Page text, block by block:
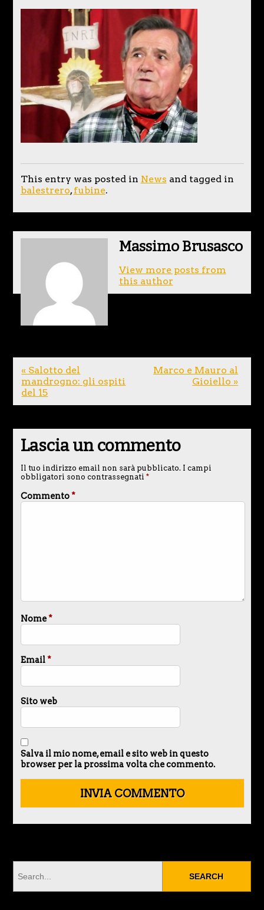
This entry was posted in News and tagged in
balestrero,fubine.
Massimo Brusasco
View more posts from
this author
« Salotto del
mandrogno: gli ospiti
del 15
Marco e Mauro al
Gioiello »
Lascia un commento
Il tuo indirizzo email non sarà pubblicato. I campi
obbligatori sono contrassegnati *
Commento*
Nome*
Email*
Sito web
Salva il mio nome, email e sito web in questo
browser per la prossima volta che commento.